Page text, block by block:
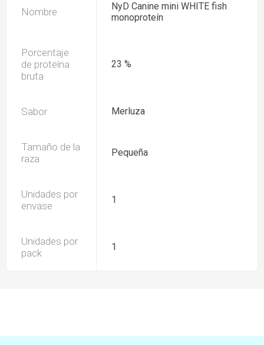
Nombre
NyD Canine mini WHITE fish
monoproteín
Porcentaje
de proteína
bruta
23 %
Sabor Merluza
Tamaño de la
raza
Pequeña
Unidades por
envase
1
Unidades por
pack
1